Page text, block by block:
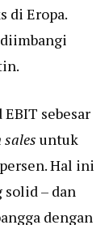
di Eropa.
sebesar
untuk
Hal ini
solid – dan
dengan